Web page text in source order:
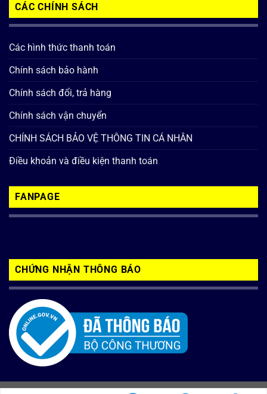
CÁC CHÍNH SÁCH
Các hình thức thanh toán
Chính sách bảo hành
Chính sách đổi, trả hàng
Chính sách vận chuyển
CHÍNH SÁCH BẢO VỆ THÔNG TIN CÁ NHÂN
Điều khoản và điều kiện thanh toán
FANPAGE
CHỨNG NHẬN THÔNG BÁO